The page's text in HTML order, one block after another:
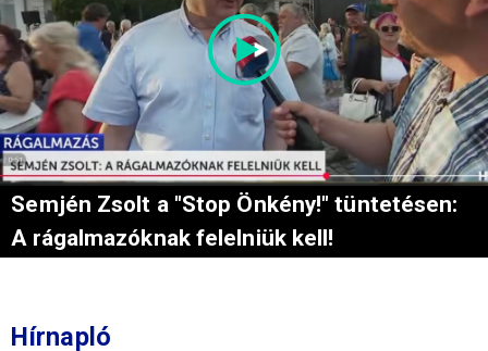
Semjén Zsolt a "Stop Önkény!" tüntetésen:
A rágalmazóknak felelniük kell!
Hírnapló